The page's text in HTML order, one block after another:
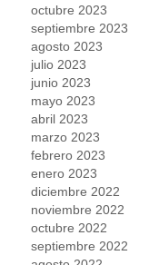
octubre 2023
septiembre 2023
agosto 2023
julio 2023
junio 2023
mayo 2023
abril 2023
marzo 2023
febrero 2023
enero 2023
diciembre 2022
noviembre 2022
octubre 2022
septiembre 2022